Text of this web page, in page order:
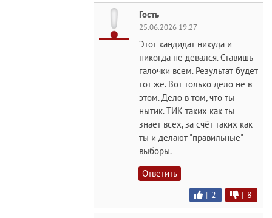
Гость
25.06.2026 19:27
Этот кандидат никуда и
никогда не девался. Ставишь
галочки всем. Результат будет
тот же. Вот только дело не в
этом. Дело в том, что ты
нытик. ТИК таких как ты
знает всех, за счёт таких как
ты и делают "правильные"
выборы.
Ответить
| 2 | 8